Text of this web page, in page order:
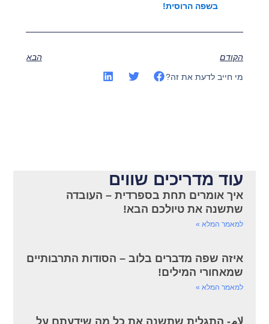
בשפה הרוסית!
הקודם הבא
מי חייב לדעת את זה?
עוד מדריכים שווים
איך אומרים תחת בספרדית – העובדה
שתשנה את טיולכם הבא!
למאמר המלא »
איזה שפה מדברים בלוב – הסודות התרבותיים
שמאחורי המילים!
למאמר המלא »